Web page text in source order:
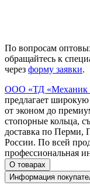
По вопросам
обращайтесь к
через форму заявки.
ООО «ТД «Механик
предлагает
от эконом до
стопорные кольца,
доставка по Перми,
России. По всей
профессиональная
О товарах
Информация